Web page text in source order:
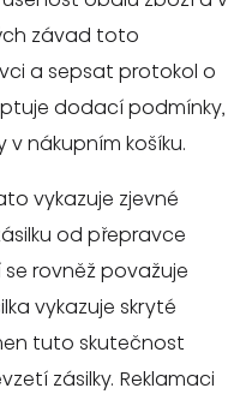
závad toto
a sepsat protokol o
dodací podmínky,
nákupním košíku.
vykazuje zjevné
od přepravce
rovněž považuje
vykazuje skryté
tuto skutečnost
zásilky. Reklamaci